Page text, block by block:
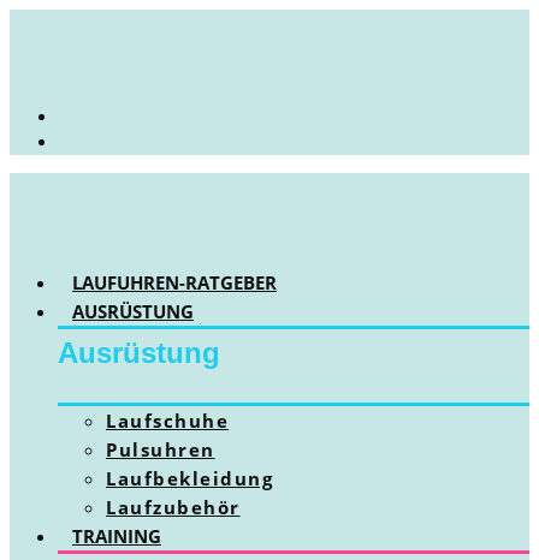
LAUFUHREN-RATGEBER
AUSRÜSTUNG
Ausrüstung
Laufschuhe
Pulsuhren
Laufbekleidung
Laufzubehör
TRAINING